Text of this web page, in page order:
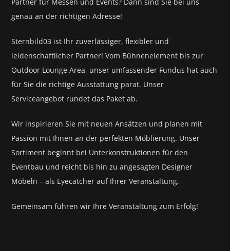
genau an der richtigen Adresse!
Sternbild03 ist Ihr zuverlässiger, flexibler und
leidenschaftlicher Partner! Vom Bühnenelement bis zur
Outdoor Lounge Area, unser umfassender Fundus hat auch
für Sie die richtige Ausstattung parat. Unser
Serviceangebot rundet das Paket ab.
Wir inspirieren Sie mit neuen Ansätzen und planen mit
Passion mit Ihnen an der perfekten Möblierung. Unser
Sortiment beginnt bei Unterkonstruktionen für den
Eventbau und reicht bis hin zu angesagten Designer
Möbeln – als Eyecatcher auf Ihrer Veranstaltung.
Gemeinsam führen wir Ihre Veranstaltung zum Erfolg!